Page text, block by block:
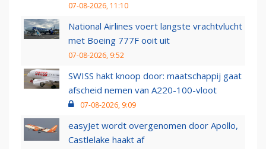
07-08-2026, 11:10
National Airlines voert langste vrachtvlucht
met Boeing 777F ooit uit
07-08-2026, 9:52
SWISS hakt knoop door: maatschappij gaat
afscheid nemen van A220-100-vloot
07-08-2026, 9:09
easyJet wordt overgenomen door Apollo,
Castlelake haakt af